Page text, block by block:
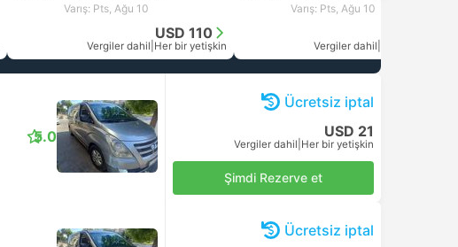
Varış: Pts, Ağu 10
USD 110
Vergiler dahil Her bir yetişkin
Varış: Pts, Ağu 10
Vergiler dahil
5.0
Ücretsiz iptal
USD 21
Vergiler dahil Her bir yetişkin
Şimdi Rezerve et
Ücretsiz iptal